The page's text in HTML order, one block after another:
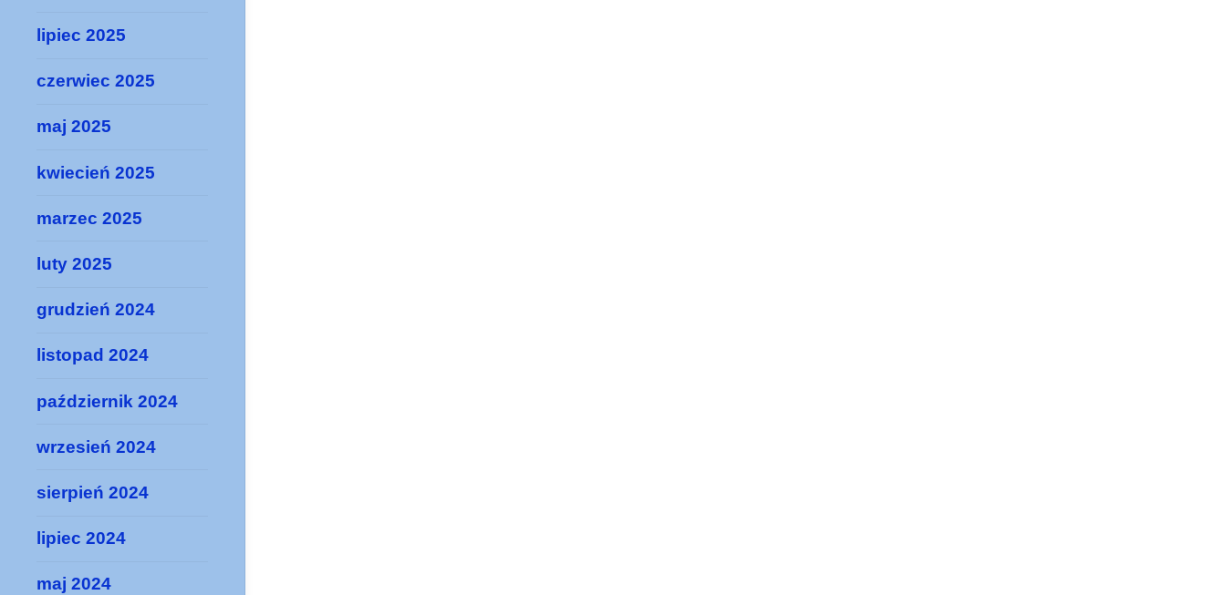
lipiec 2025
czerwiec 2025
maj 2025
kwiecień 2025
marzec 2025
luty 2025
grudzień 2024
listopad 2024
październik 2024
wrzesień 2024
sierpień 2024
lipiec 2024
maj 2024